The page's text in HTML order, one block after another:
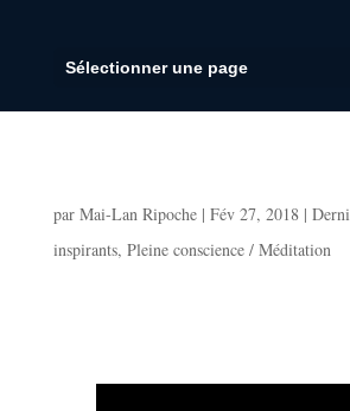
Sélectionner une page
par Mai-Lan Ripoche| Fév 27, 2018|
inspirants, Pleine conscience / Méditation